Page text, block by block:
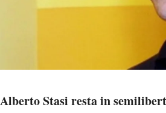
Alberto Stasi resta in